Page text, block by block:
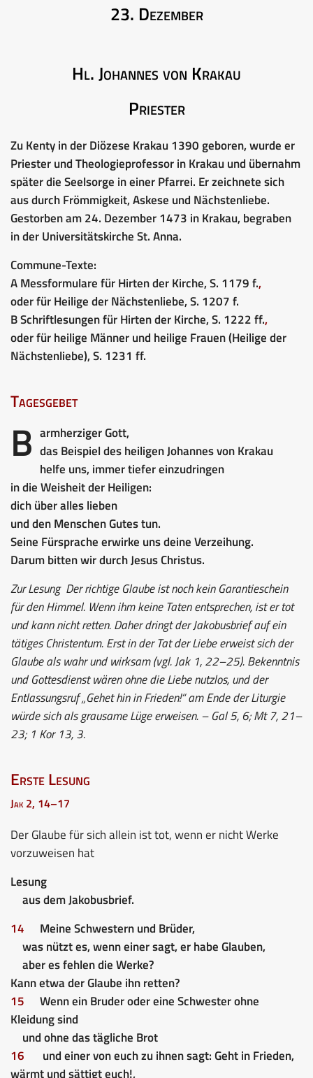
23. Dezember
Hl. Johannes von Krakau
Priester
Zu Kenty in der Diözese Krakau 1390 geboren, wurde er
Priester und Theologieprofessor in Krakau und übernahm
später die Seelsorge in einer Pfarrei. Er zeichnete sich
aus durch Frömmigkeit, Askese und Nächstenliebe.
Gestorben am 24. Dezember 1473 in Krakau, begraben
in der Universitätskirche St. Anna.
Commune-Texte:
A Messformulare für Hirten der Kirche, S. 1179 f.,
oder für Heilige der Nächstenliebe, S. 1207 f.
B Schriftlesungen für Hirten der Kirche, S. 1222 ff.,
oder für heilige Männer und heilige Frauen (Heilige der
Nächstenliebe), S. 1231 ff.
Tagesgebet
B armherziger Gott,
das Beispiel des heiligen Johannes von Krakau
helfe uns, immer tiefer einzudringen
in die Weisheit der Heiligen:
dich über alles lieben
und den Menschen Gutes tun.
Seine Fürsprache erwirke uns deine Verzeihung.
Darum bitten wir durch Jesus Christus.
Zur LesungDer richtige Glaube ist noch kein Garantieschein
für den Himmel. Wenn ihm keine Taten entsprechen, ist er tot
und kann nicht retten. Daher dringt der Jakobusbrief auf ein
tätiges Christentum. Erst in der Tat der Liebe erweist sich der
Glaube als wahr und wirksam (vgl. Jak 1, 22–25). Bekenntnis
und Gottesdienst wären ohne die Liebe nutzlos, und der
Entlassungsruf „Gehet hin in Frieden!“ am Ende der Liturgie
würde sich als grausame Lüge erweisen. – Gal 5, 6; Mt 7, 21–
23; 1 Kor 13, 3.
Erste Lesung
Jak 2, 14–17
Der Glaube für sich allein ist tot, wenn er nicht Werke
vorzuweisen hat
Lesung
aus dem Jakobusbrief.
14
Meine Schwestern und Brüder,
was nützt es, wenn einer sagt, er habe Glauben,
aber es fehlen die Werke?
Kann etwa der Glaube ihn retten?
15
Wenn ein Bruder oder eine Schwester ohne
Kleidung sind
und ohne das tägliche Brot
16
und einer von euch zu ihnen sagt: Geht in Frieden,
wärmt und sättigt euch!,